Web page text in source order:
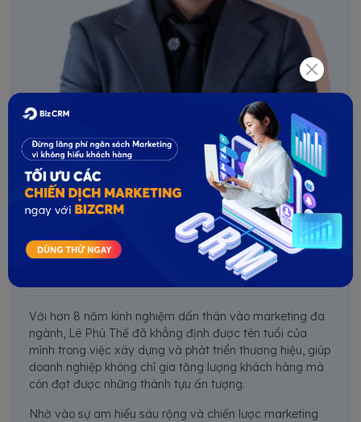
Tác giả
Với hơn 8 năm kinh nghiệm dấn thân vào marketing đa
ngành, Lê Phú Thế đã khẳng định được tên tuổi của
mình trong việc xây dựng và phát triển thương hiệu, giúp
doanh nghiệp không chỉ gia tăng lượng khách hàng mà
còn đạt được những thành tựu ấn tượng.
Nhờ vào sự am hiểu sâu rộng và chiến lược marketing